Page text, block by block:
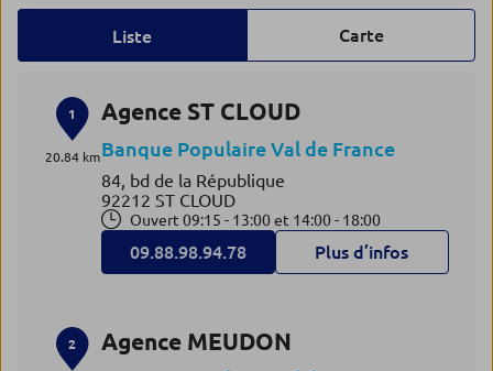
Liste Carte
1
20.84 km
Agence ST CLOUD
Banque Populaire Val de France
84, bd de la République
92212 ST CLOUD
Ouvert 09:15 - 13:00 et 14:00 - 18:00
09.88.98.94.78 Plus d’infos
2 Agence MEUDON